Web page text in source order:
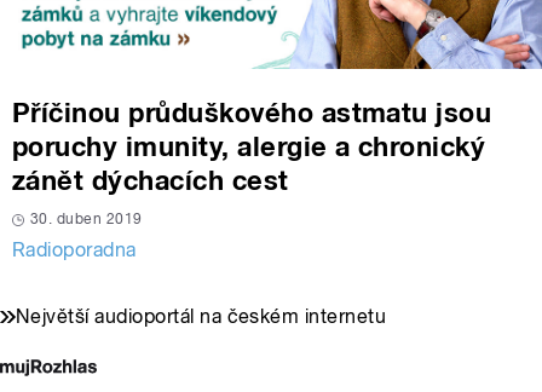
Příčinou průduškového astmatu jsou
poruchy imunity, alergie a chronický
zánět dýchacích cest
30. duben 2019
Radioporadna
Největší audioportál na českém internetu